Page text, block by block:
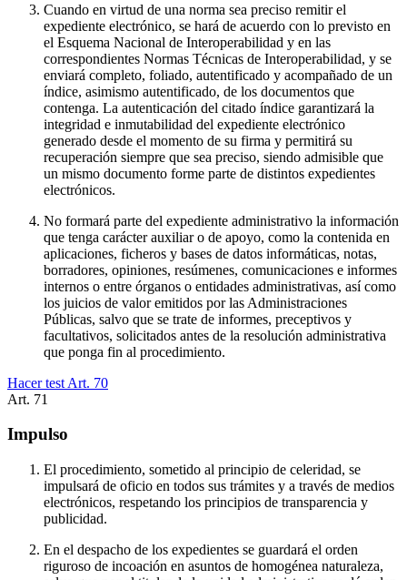
Cuando en virtud de una norma sea preciso remitir el
expediente electrónico, se hará de acuerdo con lo previsto en
el Esquema Nacional de Interoperabilidad y en las
correspondientes Normas Técnicas de Interoperabilidad, y se
enviará completo, foliado, autentificado y acompañado de un
índice, asimismo autentificado, de los documentos que
contenga. La autenticación del citado índice garantizará la
integridad e inmutabilidad del expediente electrónico
generado desde el momento de su firma y permitirá su
recuperación siempre que sea preciso, siendo admisible que
un mismo documento forme parte de distintos expedientes
electrónicos.
No formará parte del expediente administrativo la información
que tenga carácter auxiliar o de apoyo, como la contenida en
aplicaciones, ficheros y bases de datos informáticas, notas,
borradores, opiniones, resúmenes, comunicaciones e informes
internos o entre órganos o entidades administrativas, así como
los juicios de valor emitidos por las Administraciones
Públicas, salvo que se trate de informes, preceptivos y
facultativos, solicitados antes de la resolución administrativa
que ponga fin al procedimiento.
Hacer test Art. 70
Art. 71
Impulso
El procedimiento, sometido al principio de celeridad, se
impulsará de oficio en todos sus trámites y a través de medios
electrónicos, respetando los principios de transparencia y
publicidad.
En el despacho de los expedientes se guardará el orden
riguroso de incoación en asuntos de homogénea naturaleza,